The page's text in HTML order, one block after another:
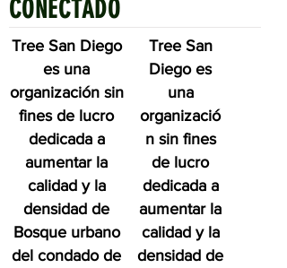
CONECTADO
Tree San Diego
es una
organización sin
fines de lucro
dedicada a
aumentar la
calidad y la
densidad de
Bosque urbano
del condado de
Tree San
Diego es
una
organizació
n sin fines
de lucro
dedicada a
aumentar la
calidad y la
densidad de